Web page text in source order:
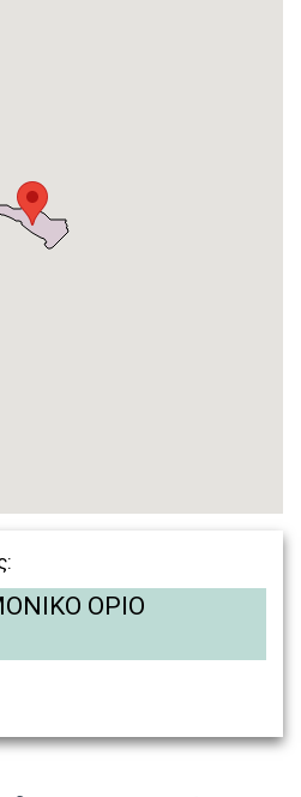
ΟΡΙΟ